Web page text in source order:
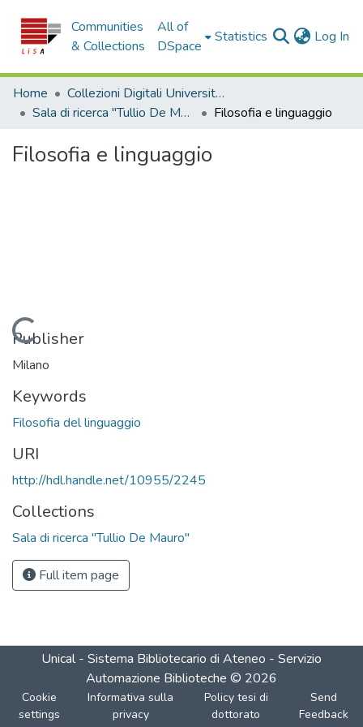
Communities
& Collections
All of
DSpace
Statistics Log In
Home
Collezioni Digitali Università della Calabria
Sala di ricerca "Tullio De Mauro"
Filosofia e linguaggio
Filosofia e linguaggio
Loading...
Publisher
Milano
Keywords
Filosofia del linguaggio
URI
http://hdl.handle.net/10955/2245
Collections
Sala di ricerca "Tullio De Mauro"
Full item page
Unical - Sistema Bibliotecario di Ateneo - Servizio
Automazione Biblioteche © 2026
Cookie
settings
Informativa sulla
privacy
Policy tesi di
dottorato
Send
Feedback